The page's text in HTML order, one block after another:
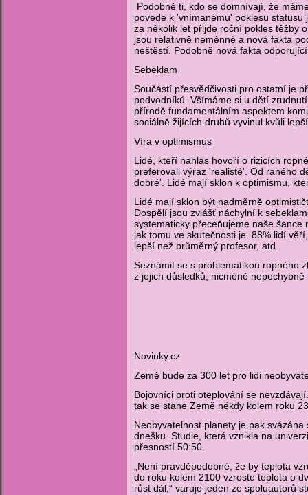
Podobně ti, kdo se domnívají, že
povede k 'vnímanému' poklesu
za několik let přijde roční pokles těžby
jsou relativně neměnné a nová fakta
neštěstí. Podobně nová fakta
Sebeklam
Součástí přesvědčivosti pro ostatní je
podvodníků. Všímáme si u dětí
přírodě fundamentálním aspektem
sociálně žijících druhů vyvinul kvůli
Víra v optimismus
Lidé, kteří nahlas hovoří o rizicích
preferovali výraz 'realisté'. Od raného
dobré'. Lidé mají sklon k optimismu,
Lidé mají sklon být nadměrně
Dospělí jsou zvlášť náchylní k
systematicky přeceňujeme naše
jak tomu ve skutečnosti je. 88% lidí
lepší než průměrný profesor, atd.
Seznámit se s problematikou ropného
z jejich důsledků, nicméně
Novinky.cz
Země bude za 300 let pro lidi
Bojovníci proti oteplování se
tak se stane Země někdy kolem roku
Neobyvatelnost planety je pak
dnešku. Studie, která vznikla na
přesností 50:50.
„Není pravděpodobné, že by teplota
do roku kolem 2100 vzroste teplota o
růst dál,“ varuje jeden ze spoluautorů